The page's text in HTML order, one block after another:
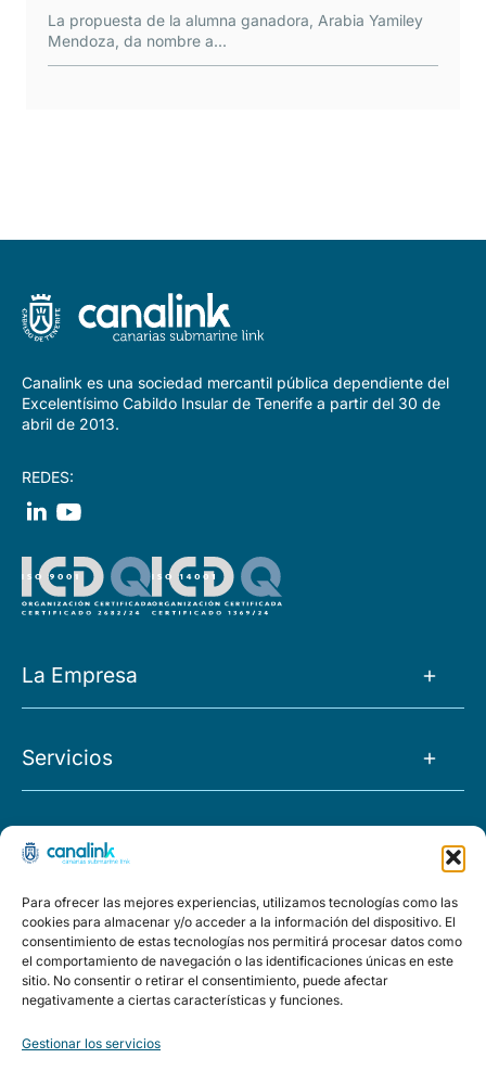
Para ofrecer las mejores experiencias, utilizamos tecnologías como las
cookies para almacenar y/o acceder a la información del dispositivo. El
consentimiento de estas tecnologías nos permitirá procesar datos como
el comportamiento de navegación o las identificaciones únicas en este
sitio. No consentir o retirar el consentimiento, puede afectar
negativamente a ciertas características y funciones.
Gestionar los servicios
La propuesta de la alumna ganadora, Arabia Yamiley
Mendoza, da nombre a...
Canalink es una sociedad mercantil pública dependiente del
Excelentísimo Cabildo Insular de Tenerife a partir del 30 de
abril de 2013.
REDES:
La Empresa
Empleo
FAQs
Servicios
O&M
Capacidad
Housing
Llave en mano
Proyectos
Morocco
El Hierro
Ring
Políticas
Aviso legalPolítica de privacidadPolítica de calidad y